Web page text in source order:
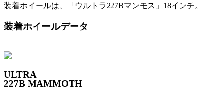
装着ホイールは、「ウルトラ227Bマンモス」18インチ。
装着ホイールデータ
ULTRA
227B MAMMOTH